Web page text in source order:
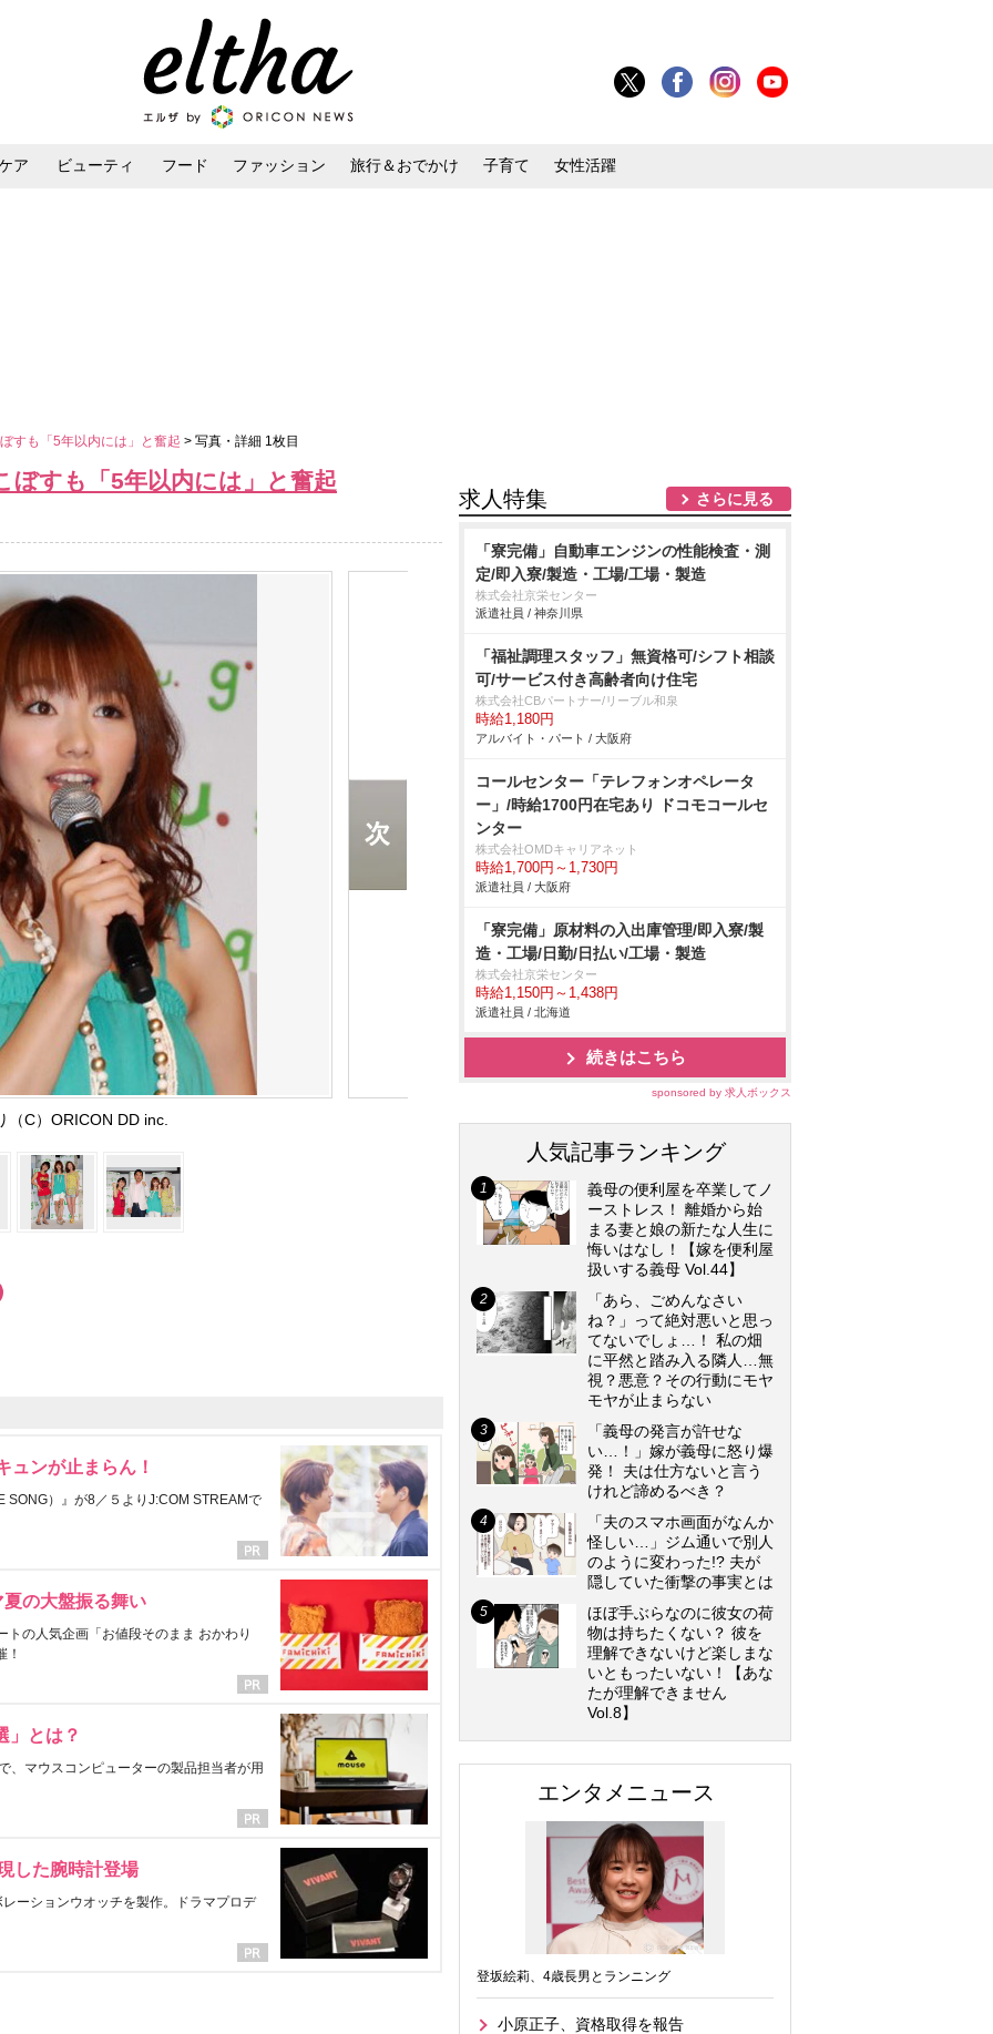
ア ビューティ フード ファッション 旅行＆おでかけ 子育て 女性活躍
すも「5年以内には」と奮起 > 写真・詳細 1枚目
ぼすも「5年以内には」と奮起
（C）ORICON DD inc.
ュンが止まらん！
SONG）』が8／５よりJ:COM STREAMで
の大盤振る舞い
の人気企画「お値段そのまま おかわり
！
」とは？
、マウスコンピューターの製品担当者が用
した腕時計登場
ーションウオッチを製作。ドラマプロデ
求人特集 さらに見る
「寮完備」自動車エンジンの性能検査・測
定/即入寮/製造・工場/工場・製造
株式会社京栄センター
派遣社員 / 神奈川県
「福祉調理スタッフ」無資格可/シフト相談
可/サービス付き高齢者向け住宅
株式会社CBパートナー/リーブル和泉
時給1,180円
アルバイト・パート / 大阪府
コールセンター「テレフォンオペレータ
ー」/時給1700円在宅あり ドコモコールセ
ンター
株式会社OMDキャリアネット
時給1,700円～1,730円
派遣社員 / 大阪府
「寮完備」原材料の入出庫管理/即入寮/製
造・工場/日勤/日払い/工場・製造
株式会社京栄センター
時給1,150円～1,438円
派遣社員 / 北海道
続きはこちら
sponsored by 求人ボックス
人気記事ランキング
義母の便利屋を卒業してノ
ーストレス！ 離婚から始
まる妻と娘の新たな人生に
悔いはなし！【嫁を便利屋
扱いする義母 Vol.44】
「あら、ごめんなさい
ね？」って絶対悪いと思っ
てないでしょ…！ 私の畑
に平然と踏み入る隣人…無
視？悪意？その行動にモヤ
モヤが止まらない
「義母の発言が許せな
い…！」嫁が義母に怒り爆
発！ 夫は仕方ないと言う
けれど諦めるべき？
「夫のスマホ画面がなんか
怪しい…」ジム通いで別人
のように変わった!? 夫が
隠していた衝撃の事実とは
ほぼ手ぶらなのに彼女の荷
物は持ちたくない？ 彼を
理解できないけど楽しまな
いともったいない！【あな
たが理解できません
Vol.8】
エンタメニュース
登坂絵莉、4歳長男とランニング
小原正子、資格取得を報告